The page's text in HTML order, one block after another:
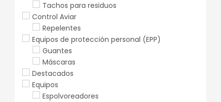
Tachos para residuos
Control Aviar
Repelentes
Equipos de protección personal (EPP)
Guantes
Máscaras
Destacados
Equipos
Espolvoreadores